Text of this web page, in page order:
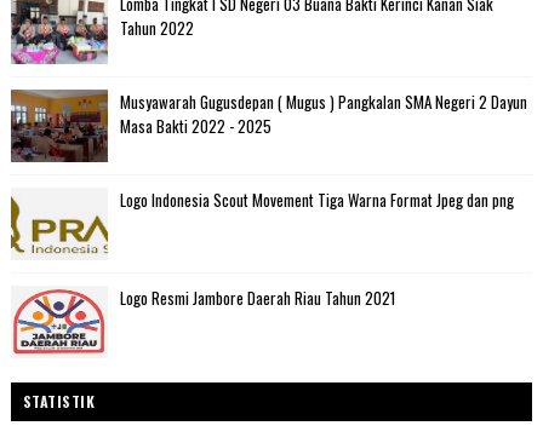
Tahun 2022
Musyawarah Gugusdepan ( Mugus ) Pangkalan SMA Negeri 2 Dayun
Masa Bakti 2022 - 2025
Logo Indonesia Scout Movement Tiga Warna Format Jpeg dan png
Logo Resmi Jambore Daerah Riau Tahun 2021
STATISTIK